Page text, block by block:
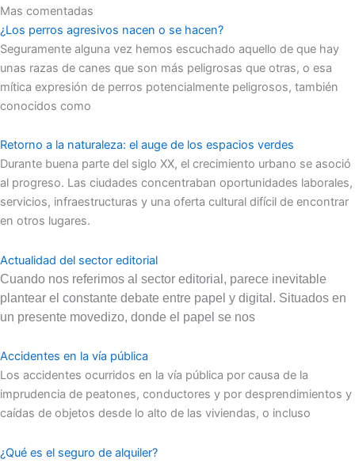
Mas comentadas
¿Los perros agresivos nacen o se hacen?
Seguramente alguna vez hemos escuchado aquello de que hay
unas razas de canes que son más peligrosas que otras, o esa
mítica expresión de perros potencialmente peligrosos, también
conocidos como
Retorno a la naturaleza: el auge de los espacios verdes
Durante buena parte del siglo XX, el crecimiento urbano se asoció
al progreso. Las ciudades concentraban oportunidades laborales,
servicios, infraestructuras y una oferta cultural difícil de encontrar
en otros lugares.
Actualidad del sector editorial
Cuando nos referimos al sector editorial, parece inevitable
plantear el constante debate entre papel y digital. Situados en
un presente movedizo, donde el papel se nos
Accidentes en la vía pública
Los accidentes ocurridos en la vía pública por causa de la
imprudencia de peatones, conductores y por desprendimientos y
caídas de objetos desde lo alto de las viviendas, o incluso
¿Qué es el seguro de alquiler?